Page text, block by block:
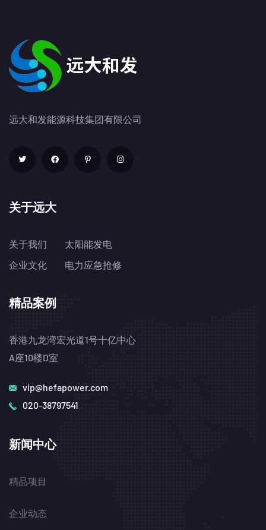
远大和发能源科技集团有限公司
关于远大
关于我们
企业文化
太阳能发电
电力应急抢修
精品案例
香港九龙湾宏光道1号十亿中心
A座10楼D室
vip@hefapower.com
020-38797541
新闻中心
精品项目
企业动态